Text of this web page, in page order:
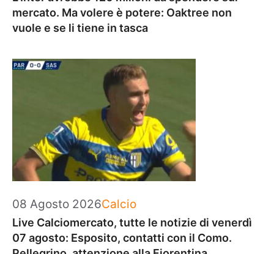
mercato. Ma volere è potere: Oaktree non
vuole e se li tiene in tasca
08 Agosto 2026Categorie
Calcio
Live Calciomercato, tutte le notizie di venerdì
07 agosto: Esposito, contatti con il Como.